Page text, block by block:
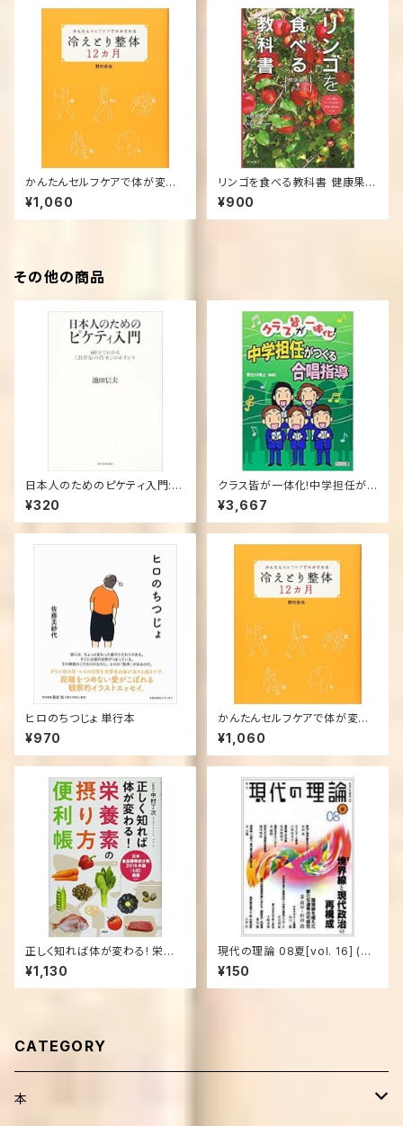
かんたんセルフケアで体が変わ
る 冷えとり整体12カ月 単行本
– 2012/12/21
¥1,060
リンゴを食べる教科書 健康果実
のひみつ 単行本（ソフトカバー）
¥900
その他の商品
日本人のためのピケティ入門: 6
0分でわかる『21世紀の資本』の
ポイント 単行本
¥320
クラス皆が一体化!中学担任がつ
くる合唱指導 単行本
¥3,667
ヒロのちつじょ 単行本
¥970
かんたんセルフケアで体が変わ
る 冷えとり整体12カ月 単行本
– 2012/12/21
¥1,060
正しく知れば体が変わる! 栄養
素の摂り方便利帳 (単行本（ソフ
トカバー）)
¥1,130
現代の理論 08夏[vol. 16] (現
代の理論) (単行本)
¥150
CATEGORY
本